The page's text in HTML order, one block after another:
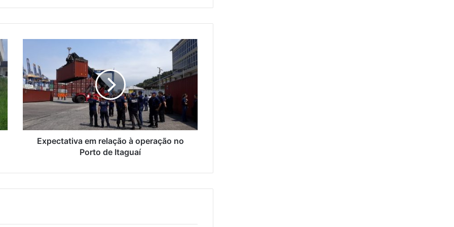
p
e
c
t
i
m
ç
Expectativa em relação à operação no
Porto de Itaguaí